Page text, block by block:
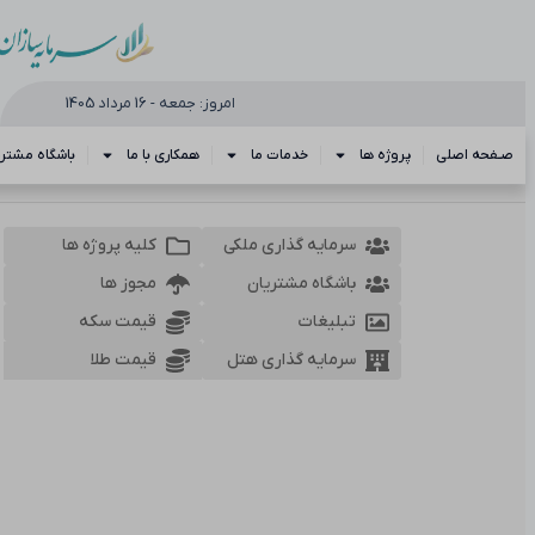
امروز: جمعه - 16 مرداد 1405
صـفحه اصلی پروژه ها خدمات ما همکاری با ما باشگاه
سرمایه گذاری ملکی
کلیه پروژه ها
باشگاه مشتریان
مجوز ها
تبلیغات
قیمت سکه
سرمایه گذاری هتل
قیمت طلا